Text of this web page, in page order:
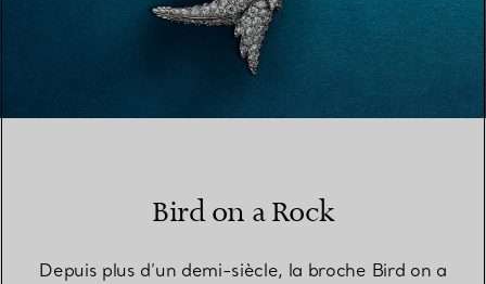
Bird on a Rock
Depuis plus d’un demi-siècle, la broche Bird on a